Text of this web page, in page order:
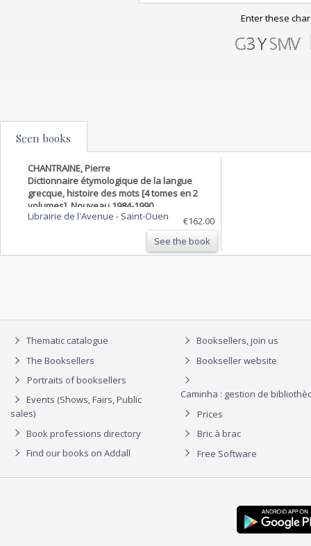
Enter these
Seen books
CHANTRAINE, Pierre
Dictionnaire étymologique de la langue
grecque, histoire des mots [4 tomes en 2
volumes]. Nouveau 1984-1990
Librairie de l'Avenue - Saint-Ouen
€162.00
See the book
Thematic catalogue
The Booksellers
Portraits of booksellers
Events (Shows, Fairs, Public
sales)
Book professions directory
Find our books on Addall
Booksellers, join us
Bookseller website
Caminha : gestion de
Prices
Bric à brac
Free Software